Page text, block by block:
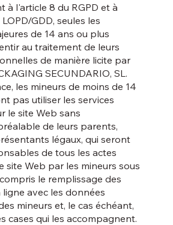
à l'article 8 du RGPD et à
GDD, seules les
de 14 ans ou plus
au traitement de leurs
de manière licite par
SECUNDARIO, SL.
les mineurs de moins de 14
pas utiliser les services
le site Web sans
de leurs parents,
légaux, qui seront
de tous les actes
site Web par les mineurs sous
le remplissage des
avec les données
mineurs et, le cas échéant,
cases qui les accompagnent.